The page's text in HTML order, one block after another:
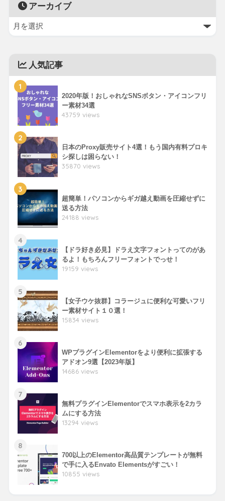
アーカイブ
人気記事
1
2020年版！おしゃれなSNSボタン・アイコンフリ
ー素材34選
43759 views
2
日本のProxy販売サイト4選！もう国内有料プロキ
シ探しは困らない！
35870 views
3
超簡単！パソコンからギガ越え動画を圧縮せずに
送る方法
24188 views
4
【ドラ好き必見】ドラえ文字フォントってのがあ
るよ！もちろんフリーフォントでっせ！
19159 views
5
【女子ウケ抜群】コラージュに便利な可愛いフリ
ー素材サイト１０選！
15834 views
6
WPプラグインElementorをより便利に拡張する
アドオン9選【2023年版】
14686 views
7
無料プラグインElementorでスマホ表示を2カラ
ムにする方法
13294 views
8
700以上のElementor高品質テンプレートが無料
で手に入るEnvato Elementsがすごい！
10855 views